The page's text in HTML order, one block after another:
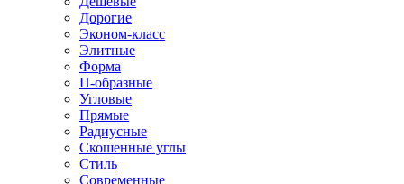
Дорогие
Эконом-класс
Элитные
Форма
П-образные
Угловые
Прямые
Радиусные
Скошенные углы
Стиль
Современные